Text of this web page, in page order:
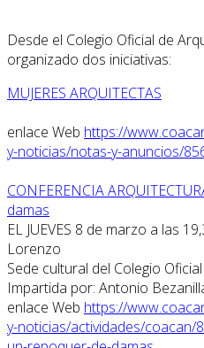
Desde el Colegio Oficial de
organizado dos iniciativas:
MUJERES ARQUITECTAS
enlace Web https://
y-noticias/notas-y-anuncios/
CONFERENCIA
damas
EL JUEVES 8 de marzo a las
Lorenzo
Sede cultural del Colegio
Impartida por: Antonio
enlace Web https://
y-noticias/actividades/coacan/